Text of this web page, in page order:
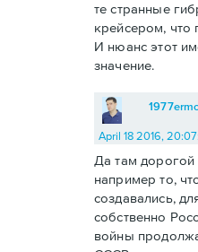
те странные
крейсером, что
И нюанс этот
значение.
April 18 2016,
Да там
например то,
создавались,
собственно
войны